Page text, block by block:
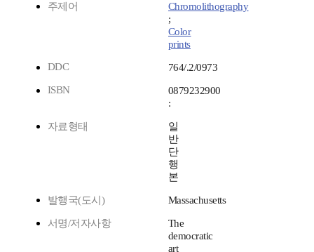
주제어
Chromolithography
;
Color
prints
DDC
764/.2/0973
ISBN
0879232900
:
자료형태
일
반
단
행
본
발행국(도시) Massachusetts
서명/저자사항
The
democratic
art